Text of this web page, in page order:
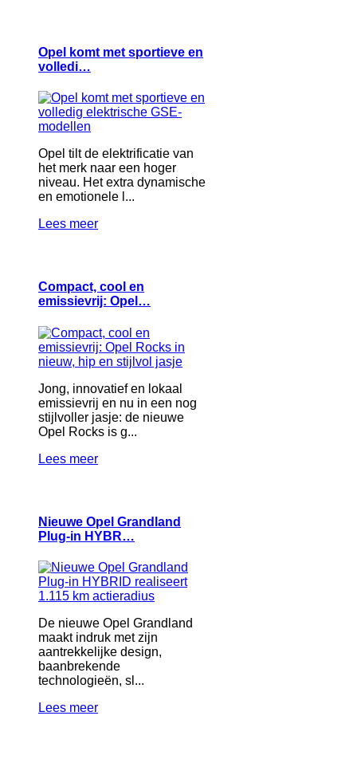
Opel komt met sportieve en
volledi…
Opel tilt de elektrificatie van
het merk naar een hoger
niveau. Het extra dynamische
en emotionele l...
Lees meer
Compact, cool en
emissievrij: Opel…
Jong, innovatief en lokaal
emissievrij en nu in een nog
stijlvoller jasje: de nieuwe
Opel Rocks is g...
Lees meer
Nieuwe Opel Grandland
Plug-in HYBR…
De nieuwe Opel Grandland
maakt indruk met zijn
aantrekkelijke design,
baanbrekende
technologieën, sl...
Lees meer